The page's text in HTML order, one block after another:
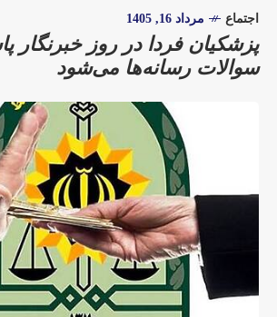
اجتماع مرداد 16, 1405
پزشکیان فردا در روز خبرنگار
سوالات رسانه‌ها می‌شود